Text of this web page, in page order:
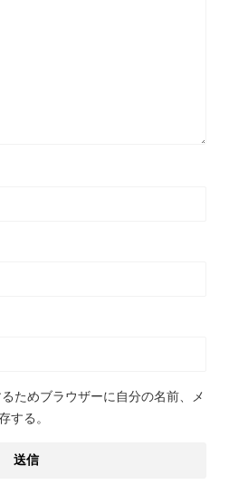
ためブラウザーに自分の名前、メ
する。